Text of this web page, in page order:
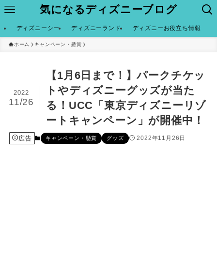
気になるディズニーブログ
ディズニーシー ディズニーランド ディズニーお役立ち情報
ホーム キャンペーン・懸賞
【1月6日まで！】パークチケッ
トやディズニーグッズが当た
る！UCC「東京ディズニーリゾ
ートキャンペーン」が開催中！
2022
11/26
広告 キャンペーン・懸賞 グッズ 2022年11月26日